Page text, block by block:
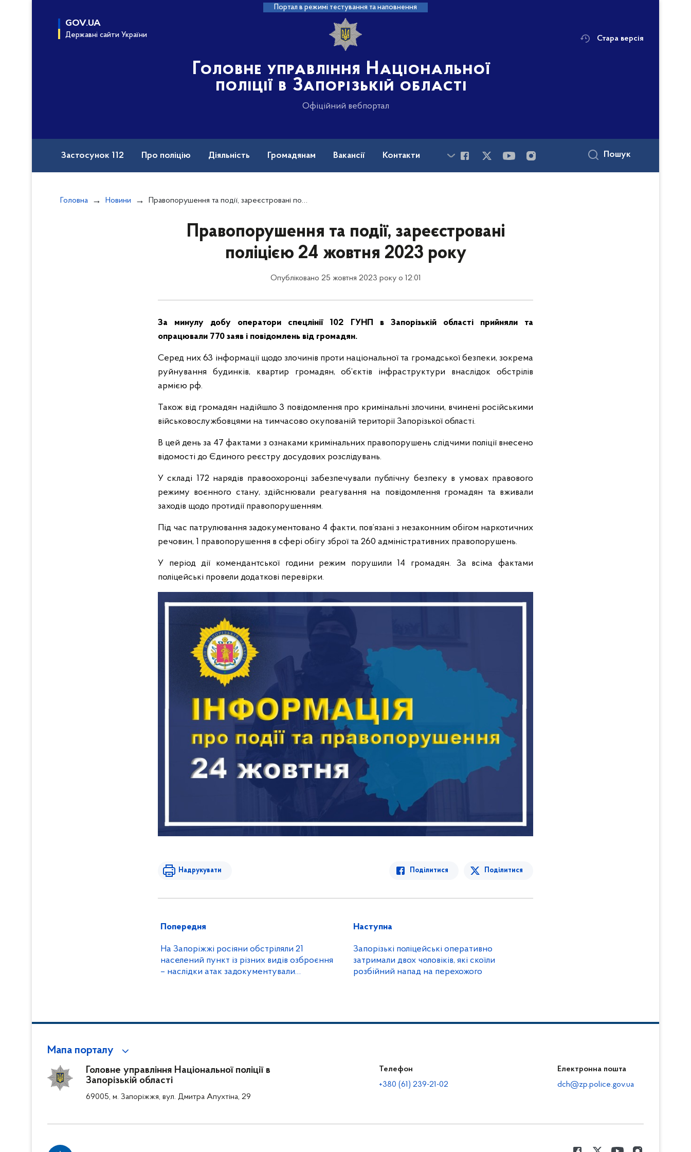
Портал в режимі тестування та наповнення
GOV.UA
Державні сайти України
Головне управління Національної
поліції в Запорізькій області
Офіційний вебпортал
Стара версія
Застосунок 112 Про поліцію Діяльність Громадянам Вакансії Контакти Пошук
Головна Новини Правопорушення та події, зареєстровані поліцією 24 жовтня 2023 року
Правопорушення та події, зареєстровані
поліцією 24 жовтня 2023 року
Опубліковано 25 жовтня 2023 року о 12:01
За минулу добу оператори спецлінії 102 ГУНП в Запорізькій області прийняли та
опрацювали 770 заяв і повідомлень від громадян.
Серед них 63 інформації щодо злочинів проти національної та громадської безпеки, зокрема
руйнування будинків, квартир громадян, об’єктів інфраструктури внаслідок обстрілів
армією рф.
Також від громадян надійшло 3 повідомлення про кримінальні злочини, вчинені російськими
військовослужбовцями на тимчасово окупованій території Запорізької області.
В цей день за 47 фактами з ознаками кримінальних правопорушень слідчими поліції внесено
відомості до Єдиного реєстру досудових розслідувань.
У складі 172 нарядів правоохоронці забезпечували публічну безпеку в умовах правового
режиму воєнного стану, здійснювали реагування на повідомлення громадян та вживали
заходів щодо протидії правопорушенням.
Під час патрулювання задокументовано 4 факти, пов’язані з незаконним обігом наркотичних
речовин, 1 правопорушення в сфері обігу зброї та 260 адміністративних правопорушень.
У період дії комендантської години режим порушили 14 громадян. За всіма фактами
поліцейські провели додаткові перевірки.
Надрукувати Поділитися Поділитися
Попередня
На Запоріжжі росіяни обстріляли 21
населений пункт із різних видів озброєння
– наслідки атак задокументували
Наступна
Запорізькі поліцейські оперативно
затримали двох чоловіків, які скоїли
розбійний напад на перехожого
Мапа порталу
Головне управління Національної поліції в
Запорізькій області
69005, м. Запоріжжя, вул. Дмитра Апухтіна, 29
Телефон
+380 (61) 239-21-02
Електронна пошта
dch@zp.police.gov.ua